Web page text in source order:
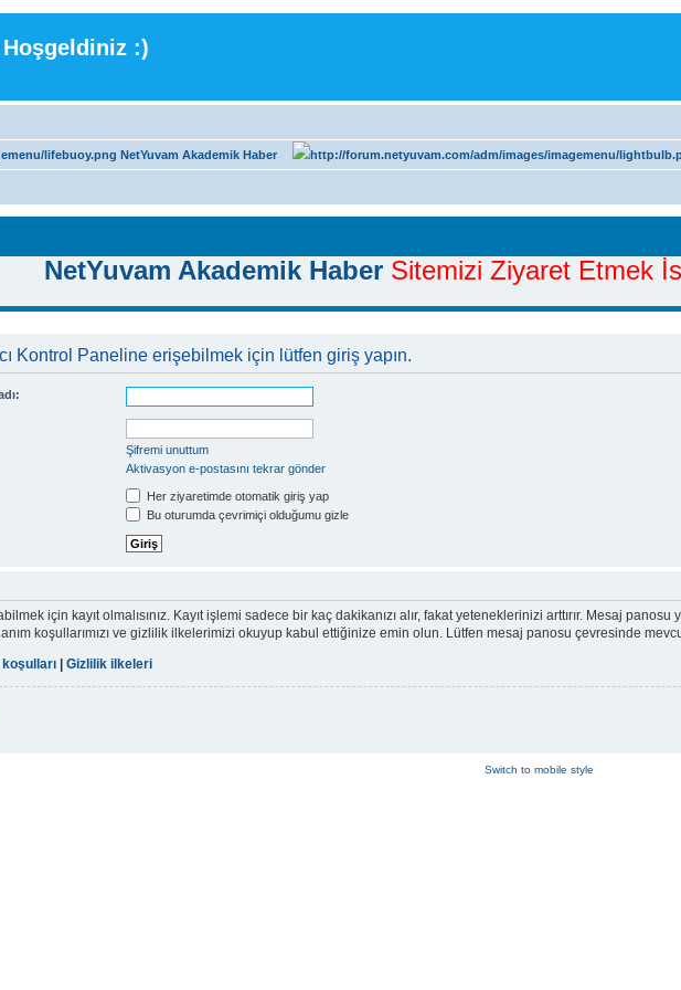
Hoşgeldiniz :)
NetYuvam Akademik Haber
NetYuvam Akademik Haber Sitemizi Ziyaret Etmek
Kontrol Paneline erişebilmek için lütfen giriş yapın.
Şifremi unuttum
Aktivasyon e-postasını tekrar gönder
Her ziyaretimde otomatik giriş yap
Bu oturumda çevrimiçi olduğumu gizle
için kayıt olmalısınız. Kayıt işlemi sadece bir kaç dakikanızı alır, fakat yeteneklerinizi arttırır. Mesaj
koşullarımızı ve gizlilik ilkelerimizi okuyup kabul ettiğinize emin olun. Lütfen mesaj panosu çevresinde
koşulları
Gizlilik ilkeleri
Switch to mobile style